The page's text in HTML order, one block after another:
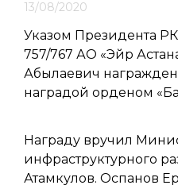
13/08/2020
Указом Президента
757/767 АО «Эйр
Абылаевич награжден
наградой орденом
Награду вручил
инфраструктурного
Атамкулов. Оспанов